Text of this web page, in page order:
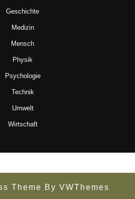
Geschichte
Medizin
Mensch
Physik
Psychologie
Technik
Umwelt
Wirtschaft
Theme By VWThemes